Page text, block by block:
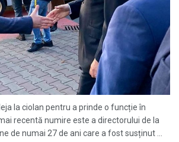
la ciolan pentru a prinde o funcție în
recentă numire este a directorului de la
de numai 27 de ani care a fost susținut ...